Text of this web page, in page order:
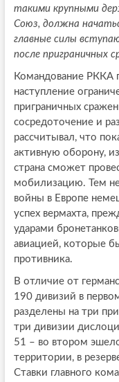
такими крупными
Союз, должна
главные силы
после приграничных
Командование РККА
наступление
приграничных
сосредоточение и
рассчитывал, что
активную оборону,
страна сможет
мобилизацию. Тем не
войны в Европе
успех вермахта,
ударами
авиацией, которые
противника.
В отличие от
190 дивизий в
разделены на три
три дивизии
51 – во втором
территории, в
Ставки главного